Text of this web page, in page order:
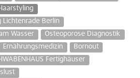
Lichtenrade Berlin
Wasser
Osteoporose Diagnostik
Ernährungsmedizin
Bornout
Fertighäuser